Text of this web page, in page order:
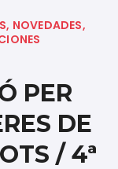
, NOVEDADES,
PER
DE
/ 4ª